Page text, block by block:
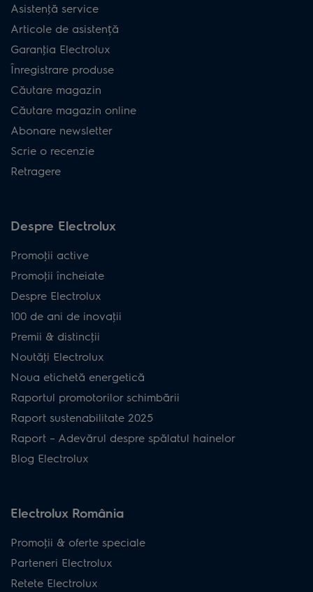
Asistenţă service
Articole de asistență
Garanţia Electrolux
Înregistrare produse
Căutare magazin
Căutare magazin online
Abonare newsletter
Scrie o recenzie
Retragere
Despre Electrolux
Promoţii active
Promoţii încheiate
Despre Electrolux
100 de ani de inovaţii
Premii & distincţii
Noutăţi Electrolux
Noua etichetă energetică
Raportul promotorilor schimbării
Raport sustenabilitate 2025
Raport – Adevărul despre spălatul hainelor
Blog Electrolux
Electrolux România
Promoţii & oferte speciale
Parteneri Electrolux
Retete Electrolux